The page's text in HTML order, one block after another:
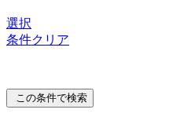
選択
条件クリア
この条件で検索